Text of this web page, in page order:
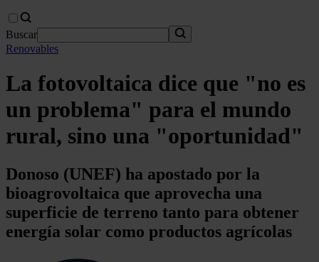
Buscar
Renovables
La fotovoltaica dice que "no es
un problema" para el mundo
rural, sino una "oportunidad"
Donoso (UNEF) ha apostado por la
bioagrovoltaica que aprovecha una
superficie de terreno tanto para obtener
energía solar como productos agrícolas